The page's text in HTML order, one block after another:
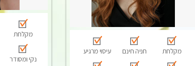
מקלחת חניה חינם עיסוי מרגיע
מקלחת
נקי ומסודר